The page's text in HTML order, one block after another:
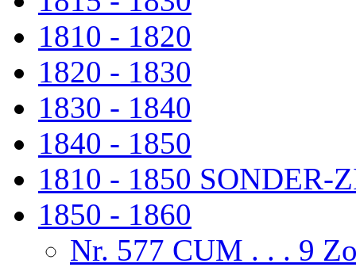
1810 - 1820
1820 - 1830
1830 - 1840
1840 - 1850
1810 - 1850 SONDER-
1850 - 1860
Nr. 577 CUM . . . 9